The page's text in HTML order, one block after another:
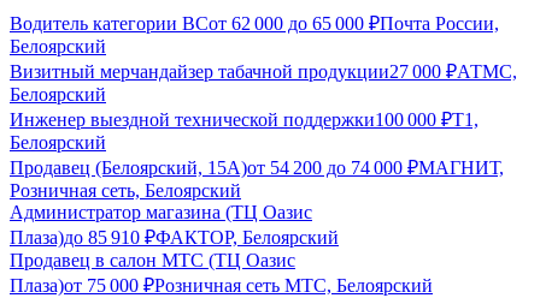
Водитель категории ВСот 62 000 до 65 000 ₽Почта России,
Белоярский
Визитный мерчандайзер табачной продукции27 000 ₽АТМС,
Белоярский
Инженер выездной технической поддержки100 000 ₽Т1,
Белоярский
Продавец (Белоярский, 15А)от 54 200 до 74 000 ₽МАГНИТ,
Розничная сеть, Белоярский
Администратор магазина (ТЦ Оазис
Плаза)до 85 910 ₽ФАКТОР, Белоярский
Продавец в салон МТС (ТЦ Оазис
Плаза)от 75 000 ₽Розничная сеть МТС, Белоярский